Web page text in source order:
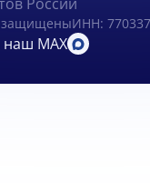
защищеныИНН:
наш MAX